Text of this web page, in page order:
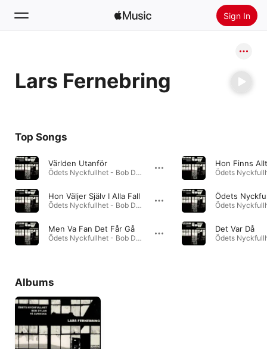
Sign In
Home
Radio
Lars Fernebring
Top Songs
Världen Utanför
Ödets Nyckfullhet - Bob Dylan På Svenska · 2013
Hon Väljer Själv I Alla Fall
Ödets Nyckfullhet - Bob Dylan På Svenska · 2013
Men Va Fan Det Får Gå
Ödets Nyckfullhet - Bob Dylan På Svenska · 2013
Hon Finns
Ödets
Det Var Då
Albums